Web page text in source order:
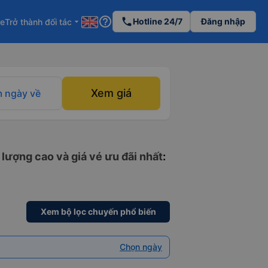
Trở thành đối tác arrow_drop_down help_outline phoneHotline 24/7 Đăng nhập
ngày về Xem giá
cao và giá vé ưu đãi nhất:
Xem bộ lọc chuyến phổ biến
Chọn ngày